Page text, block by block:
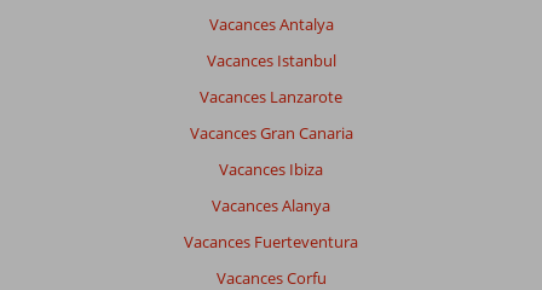
Vacances Antalya
Vacances Istanbul
Vacances Lanzarote
Vacances Gran Canaria
Vacances Ibiza
Vacances Alanya
Vacances Fuerteventura
Vacances Corfu